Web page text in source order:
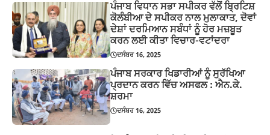
ਪੰਜਾਬ ਵਿਧਾਨ ਸਭਾ ਸਪੀਕਰ ਵੱਲੋਂ ਬ੍ਰਿਟਿਸ਼
ਕੋਲੰਬੀਆ ਦੇ ਸਪੀਕਰ ਨਾਲ ਮੁਲਾਕਾਤ, ਦੋਵਾਂ
ਦੇਸ਼ਾਂ ਦਰਮਿਆਨ ਸਬੰਧਾਂ ਨੂੰ ਹੋਰ ਮਜ਼ਬੂਤ
ਕਰਨ ਲਈ ਕੀਤਾ ਵਿਚਾਰ-ਵਟਾਂਦਰਾ
ਦਸੰਬਰ 16, 2025
ਪੰਜਾਬ ਸਰਕਾਰ ਖਿਡਾਰੀਆਂ ਨੂੰ ਸੁਰੱਖਿਆ
ਪ੍ਰਦਾਨ ਕਰਨ ਵਿੱਚ ਅਸਫਲ : ਐਨ.ਕੇ.
ਸ਼ਰਮਾ
ਦਸੰਬਰ 16, 2025